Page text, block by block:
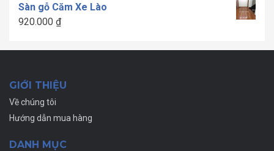
Sàn gỗ Căm Xe Lào
920.000 ₫
GIỚI THIỆU
Về chúng tôi
Hướng dẫn mua hàng
DANH MỤC